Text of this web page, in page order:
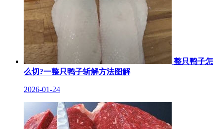
整只鸭子怎
么切?一整只鸭子斩解方法图解
2026-01-24